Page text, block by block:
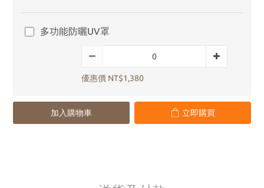
多功能防曬UV罩
優惠價 NT$1,380
加入購物車 立即購買